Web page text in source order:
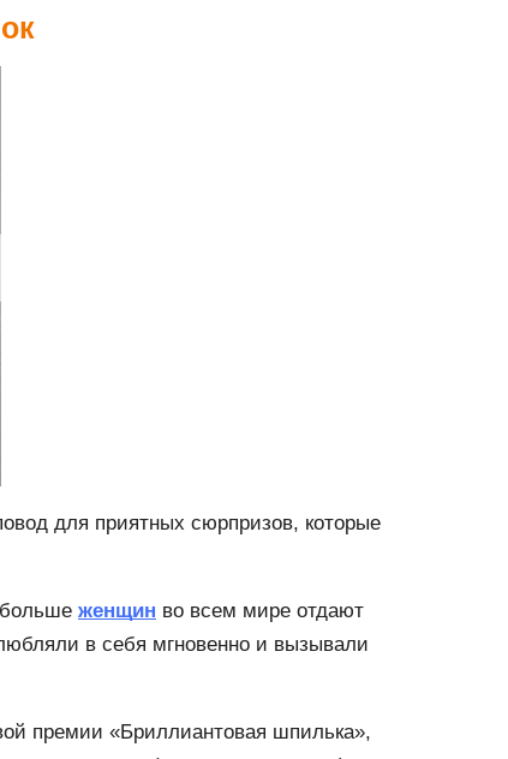
для приятных сюрпризов, которые
женщин во всем мире отдают
в себя мгновенно и вызывали
премии «Бриллиантовая шпилька»,